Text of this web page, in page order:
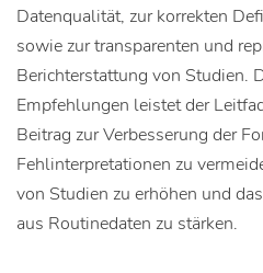
Datenqualität, zur korrekten
sowie zur transparenten und
Berichterstattung von Studien.
Empfehlungen leistet der
Beitrag zur Verbesserung der
Fehlinterpretationen zu
von Studien zu erhöhen und
aus Routinedaten zu stärken.